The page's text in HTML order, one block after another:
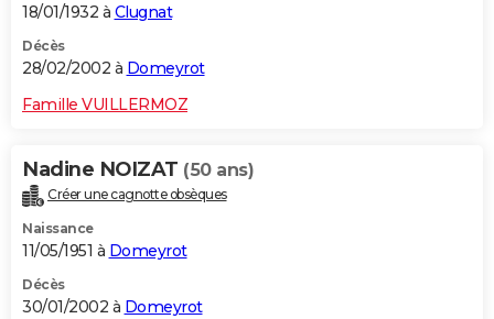
18/01/1932 à Clugnat
Décès
28/02/2002 à Domeyrot
Famille VUILLERMOZ
Nadine NOIZAT (50 ans)
Créer une cagnotte obsèques
Naissance
11/05/1951 à Domeyrot
Décès
30/01/2002 à Domeyrot